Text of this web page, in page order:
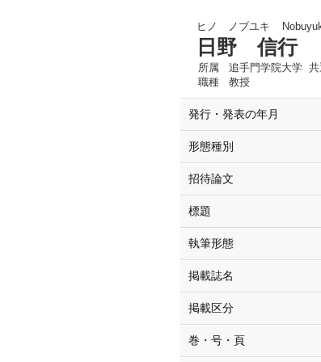
ヒノ ノブユキ
日野 信行
所属
追手門学院大学
職種
教授
発行・発表の年月
形態種別
招待論文
標題
執筆形態
掲載誌名
掲載区分
巻・号・頁